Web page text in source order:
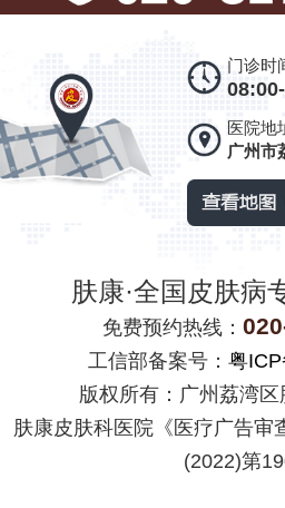
门诊时
医院地
广州市
肤康·全国皮肤病
免费预约热线：
工信部备案号： 粤
版权所有：广州荔湾
肤康皮肤科医院《医疗广告审
(2022)第